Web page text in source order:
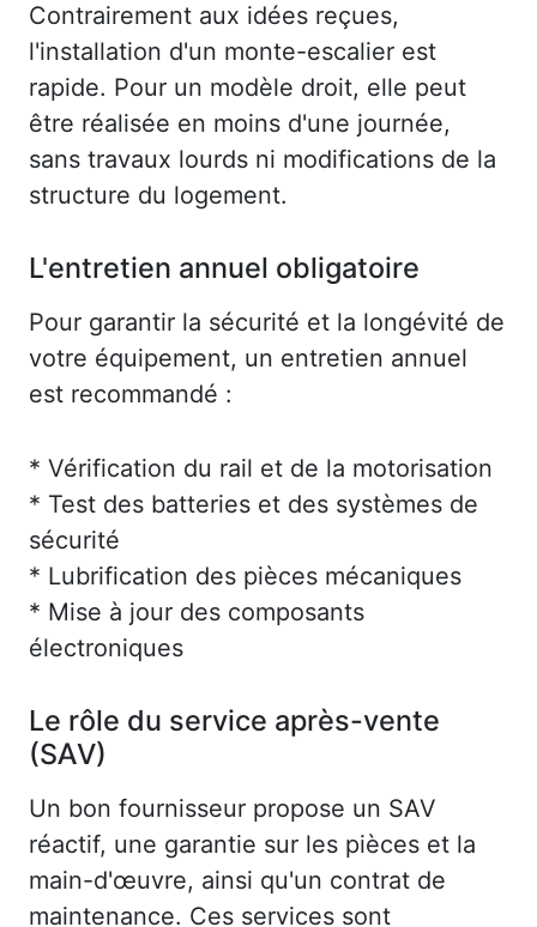
Contrairement aux idées reçues,
l'installation d'un monte-escalier est
rapide. Pour un modèle droit, elle peut
être réalisée en moins d'une journée,
sans travaux lourds ni modifications de la
structure du logement.
L'entretien annuel obligatoire
Pour garantir la sécurité et la longévité de
votre équipement, un entretien annuel
est recommandé :
* Vérification du rail et de la motorisation
* Test des batteries et des systèmes de
sécurité
* Lubrification des pièces mécaniques
* Mise à jour des composants
électroniques
Le rôle du service après-vente
(SAV)
Un bon fournisseur propose un SAV
réactif, une garantie sur les pièces et la
main-d'œuvre, ainsi qu'un contrat de
maintenance. Ces services sont